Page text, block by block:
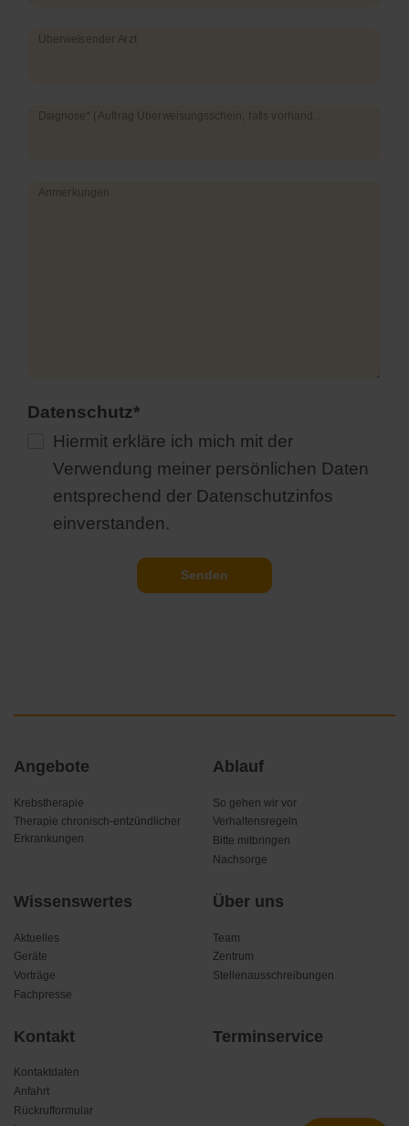
Überweisender Arzt
Pflichtfeld
Diagnose* (Auftrag Überweisungsschein, falls vorhanden)
Anmerkungen
Pflichtfeld
Datenschutz*
Hiermit erkläre ich mich mit der
Verwendung meiner persönlichen Daten
entsprechend der Datenschutzinfos
einverstanden.
Senden
überspringen
Angebote
Krebstherapie
Therapie chronisch-entzündlicher
Erkrankungen
Ablauf
So gehen wir vor
Verhaltensregeln
Bitte mitbringen
Nachsorge
Wissenswertes
Aktuelles
Geräte
Vorträge
Fachpresse
Über uns
Team
Zentrum
Stellenausschreibungen
Kontakt
Kontaktdaten
Anfahrt
Rückrufformular
Terminservice